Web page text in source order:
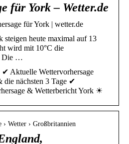
für York – Wetter.de
für York | wetter.de
steigen heute maximal auf 13
wird mit 10°C die
Die …
Aktuelle Wettervorhersage
die nächsten 3 Tage ✔
& Wetterbericht York ☀
› Wetter › Großbritannien